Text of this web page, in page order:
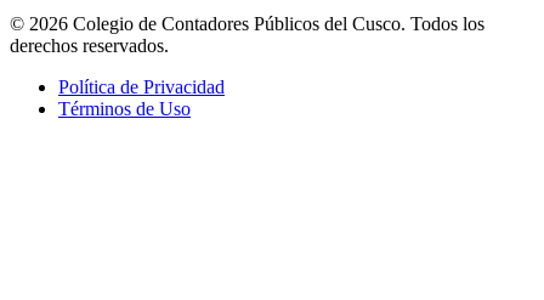
© 2026 Colegio de Contadores Públicos del Cusco. Todos los
derechos reservados.
Política de Privacidad
Términos de Uso